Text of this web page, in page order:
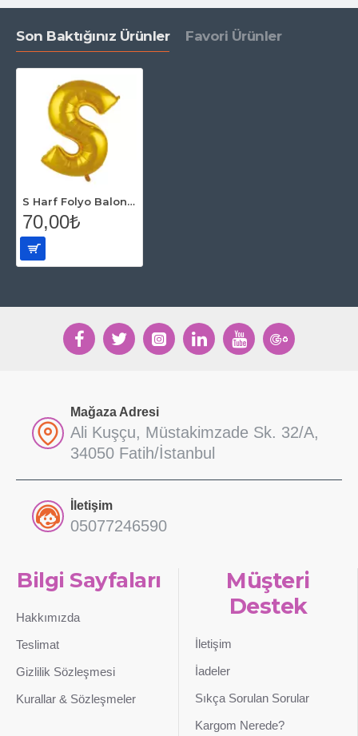
Son Baktığınız Ürünler Favori Ürünler
S Harf Folyo Balon Gold 86 Cm
70,00₺
Mağaza Adresi
Ali Kuşçu, Müstakimzade Sk. 32/A,
34050 Fatih/İstanbul
İletişim
05077246590
Bilgi Sayfaları
Hakkımızda
Teslimat
Gizlilik Sözleşmesi
Kurallar & Sözleşmeler
Müşteri
Destek
İletişim
İadeler
Sıkça Sorulan Sorular
Kargom Nerede?